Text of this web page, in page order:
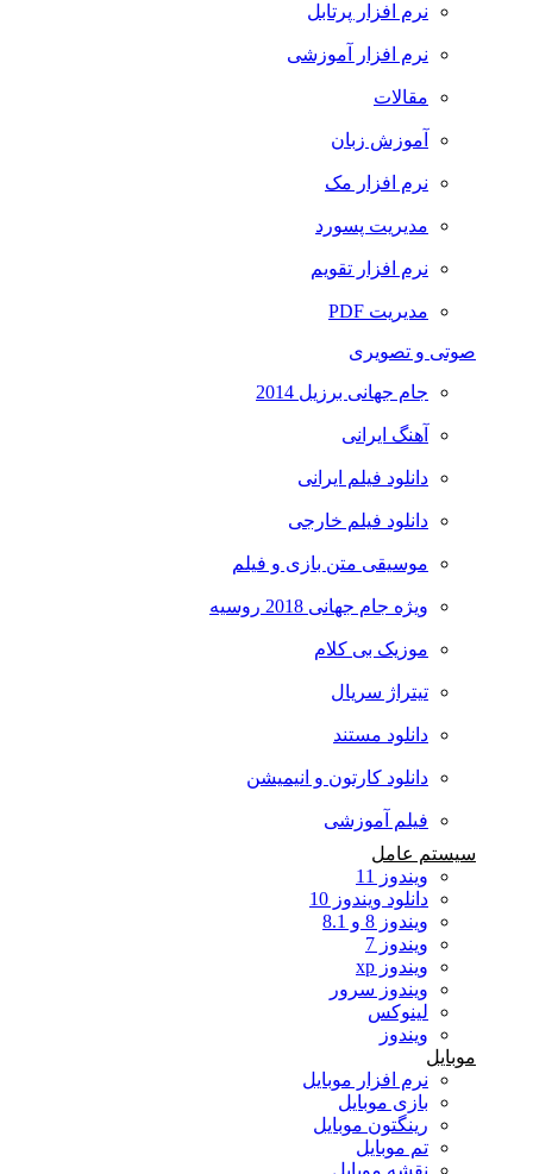
نرم افزار پرتابل
نرم افزار آموزشی
مقالات
آموزش زبان
نرم افزار مک
مدیریت پسورد
نرم افزار تقویم
مدیریت PDF
صوتی و تصویری
جام جهانی برزیل 2014
آهنگ ایرانی
دانلود فیلم ایرانی
دانلود فیلم خارجی
موسیقی متن بازی و فیلم
ویژه جام جهانی 2018 روسیه
موزیک بی کلام
تیتراژ سریال
دانلود مستند
دانلود کارتون و انیمیشن
فیلم آموزشی
سیستم عامل
ویندوز 11
دانلود ویندوز 10
ویندوز 8 و 8.1
ویندوز 7
ویندوز xp
ویندوز سرور
لینوکس
ویندوز
نرم افزار موبایل
بازی موبایل
رینگتون موبایل
تم موبایل
نقشه موبایل